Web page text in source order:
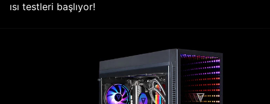
ısı testleri başlıyor!